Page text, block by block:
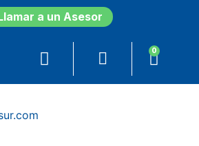
a un Asesor
0